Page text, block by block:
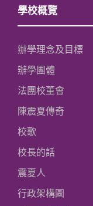
學校概覽
辦學理念及目標
辦學團體
法團校董會
陳震夏傳奇
校歌
校長的話
震夏人
行政架構圖